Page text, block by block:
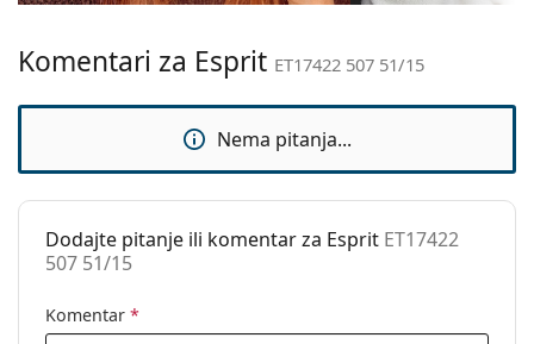
Prilagodljivi
Ne
Krpa za
čišćenje:
Da
Ostalo
Spol:
Komentari za Esprit ET17422 507 51/15
Nema pitanja...
Dodajte pitanje ili komentar za Esprit ET17422
507 51/15
Komentar *